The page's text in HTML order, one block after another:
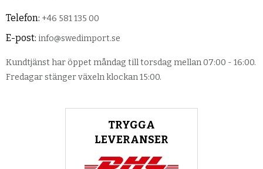
Telefon: +46 581 135 00
E-post: info@swedimport.se
Kundtjänst har öppet måndag till torsdag mellan 07:00 - 16:00.
Fredagar stänger växeln klockan 15:00.
TRYGGA
LEVERANSER